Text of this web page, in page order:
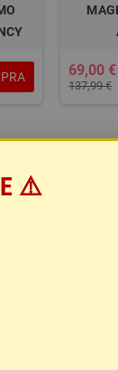
69,00 €
137,99 €
⚠️